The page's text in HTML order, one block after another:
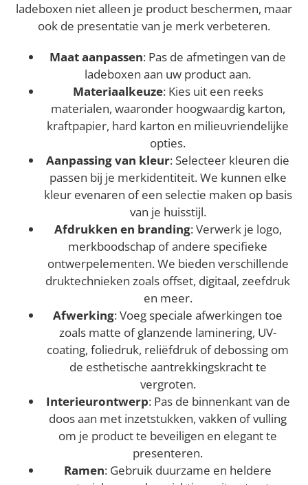
ladeboxen niet alleen je product beschermen, maar
ook de presentatie van je merk verbeteren.
Maat aanpassen: Pas de afmetingen van de
ladeboxen aan uw product aan.
Materiaalkeuze: Kies uit een reeks
materialen, waaronder hoogwaardig karton,
kraftpapier, hard karton en milieuvriendelijke
opties.
Aanpassing van kleur: Selecteer kleuren die
passen bij je merkidentiteit. We kunnen elke
kleur evenaren of een selectie maken op basis
van je huisstijl.
Afdrukken en branding: Verwerk je logo,
merkboodschap of andere specifieke
ontwerpelementen. We bieden verschillende
druktechnieken zoals offset, digitaal, zeefdruk
en meer.
Afwerking: Voeg speciale afwerkingen toe
zoals matte of glanzende laminering, UV-
coating, foliedruk, reliëfdruk of debossing om
de esthetische aantrekkingskracht te
vergroten.
Interieurontwerp: Pas de binnenkant van de
doos aan met inzetstukken, vakken of vulling
om je product te beveiligen en elegant te
presenteren.
Ramen: Gebruik duurzame en heldere